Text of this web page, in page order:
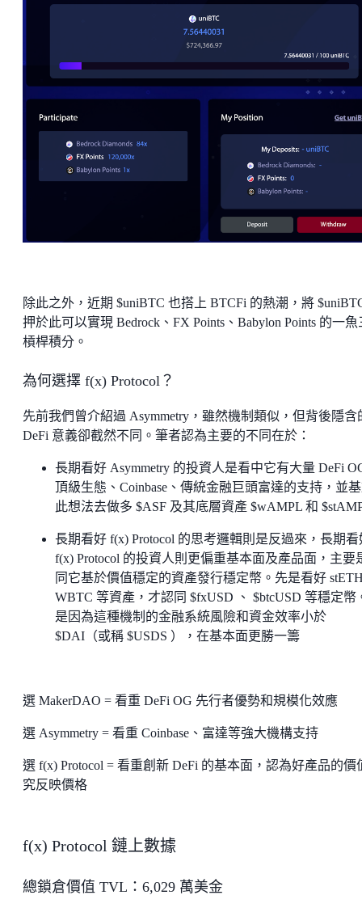
除此之外，近期 $uniBTC 也搭上 BTCFi 的熱潮，將
押於此可以實現 Bedrock、FX Points、Babylon Points 的一魚
槓桿積分。
為何選擇 f(x) Protocol？
先前我們曾介紹過 Asymmetry，雖然機制類似，但背後隱含
DeFi 意義卻截然不同。筆者認為主要的不同在於：
長期看好 Asymmetry 的投資人是看中它有大量 DeFi
頂級生態、Coinbase、傳統金融巨頭富達的支持，並
此想法去做多 $ASF 及其底層資產 $wAMPL 和
長期看好 f(x) Protocol 的思考邏輯則是反過來，長期看
f(x) Protocol 的投資人則更偏重基本面及產品面，主要
同它基於價值穩定的資產發行穩定幣。先是看好
WBTC 等資產，才認同 $fxUSD 、 $btcUSD 等穩定幣
是因為這種機制的金融系統風險和資金效率小於
$DAI（或稱 $USDS ），在基本面更勝一籌
選 MakerDAO = 看重 DeFi OG 先行者優勢和規模化效應
選 Asymmetry = 看重 Coinbase、富達等強大機構支持
選 f(x) Protocol = 看重創新 DeFi 的基本面，認為好產品的價
究反映價格
f(x) Protocol 鏈上數據
總鎖倉價值 TVL：6,029 萬美金